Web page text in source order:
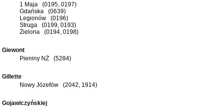
1 Maja (0195, 0197)
Gdańska (0639)
Legionów (0196)
Struga (0199, 0193)
Zielona (0194, 0198)
Giewont
Pieniny NŻ (5284)
Gillette
Nowy Józefów (2042, 1914)
Gojawiczyńskiej